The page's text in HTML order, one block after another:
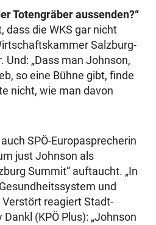
Totengräber aussenden?“
dass die WKS gar nicht
Salzburg-
Und: „Dass man Johnson,
so eine Bühne gibt, finde
nicht, wie man davon
SPÖ-Europasprecherin
just Johnson als
Summit“ auftaucht. „In
und
reagiert Stadt-
(KPÖ Plus): „Johnson